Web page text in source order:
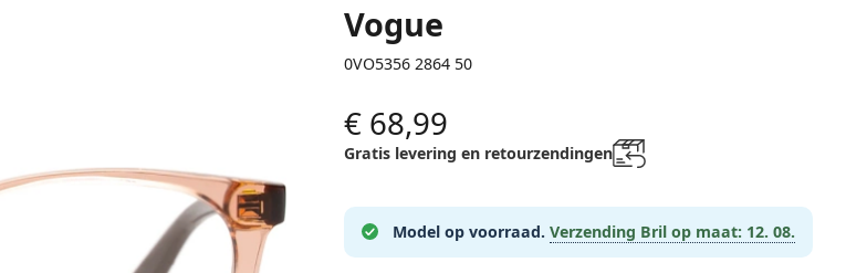
Vogue
0VO5356 2864 50
€ 68,99
Gratis levering en retourzendingen
Model op voorraad. Verzending Bril op maat: 12. 08.